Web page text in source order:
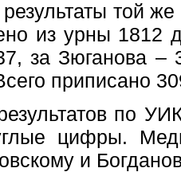
той
из урны 1812
за Зюганова –
приписано
по
цифры.
и